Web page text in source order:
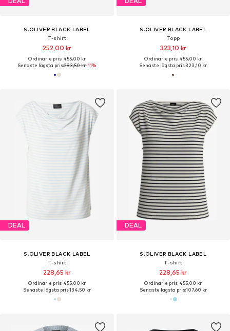
S.OLIVER BLACK LABEL
T-shirt
252,00 kr
Ordinarie pris: 455,00 kr
Senaste lägsta pris:283,50 kr-11%
S.OLIVER BLACK LABEL
Topp
323,10 kr
Ordinarie pris: 455,00 kr
Senaste lägsta pris:323,10 kr
DEAL
S.OLIVER BLACK LABEL
T-shirt
228,65 kr
Ordinarie pris: 455,00 kr
Senaste lägsta pris:134,50 kr
DEAL
S.OLIVER BLACK LABEL
T-shirt
228,65 kr
Ordinarie pris: 455,00 kr
Senaste lägsta pris:107,60 kr